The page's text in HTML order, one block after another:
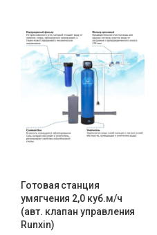
Готовая станция
умягчения 2,0 куб.м/ч
(авт. клапан управления
Runxin)